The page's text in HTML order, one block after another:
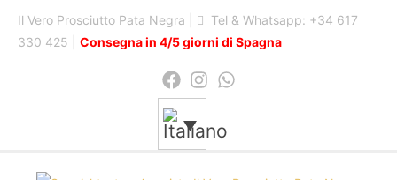
Il Vero Prosciutto Pata Negra |
Tel & Whatsapp: +34 617
330 425 | Consegna in 4/5 giorni di Spagna